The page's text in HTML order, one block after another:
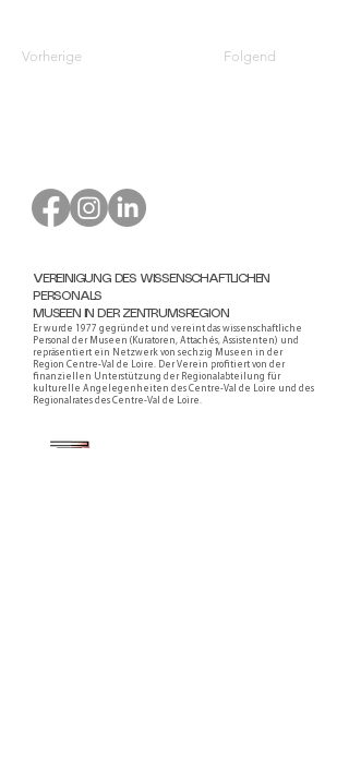
Vorherige Folgend
VEREINIGUNG DES WISSENSCHAFTLICHEN
PERSONALS
MUSEEN IN DER ZENTRUMSREGION
Er wurde 1977 gegründet und vereint das wissenschaftliche
Personal der Museen (Kuratoren, Attachés, Assistenten) und
repräsentiert ein Netzwerk von sechzig Museen in der
Region Centre-Val de Loire. Der Verein profitiert von der
finanziellen Unterstützung der Regionalabteilung für
kulturelle Angelegenheiten des Centre-Val de Loire und des
Regionalrates des Centre-Val de Loire.